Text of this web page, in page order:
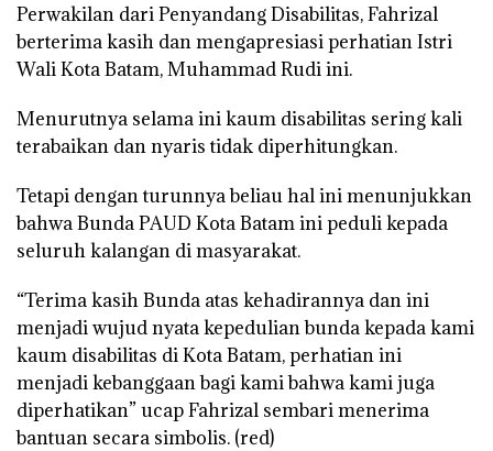
Perwakilan dari Penyandang Disabilitas, Fahrizal
berterima kasih dan mengapresiasi perhatian Istri
Wali Kota Batam, Muhammad Rudi ini.
Menurutnya selama ini kaum disabilitas sering kali
terabaikan dan nyaris tidak diperhitungkan.
Tetapi dengan turunnya beliau hal ini menunjukkan
bahwa Bunda PAUD Kota Batam ini peduli kepada
seluruh kalangan di masyarakat.
“Terima kasih Bunda atas kehadirannya dan ini
menjadi wujud nyata kepedulian bunda kepada kami
kaum disabilitas di Kota Batam, perhatian ini
menjadi kebanggaan bagi kami bahwa kami juga
diperhatikan” ucap Fahrizal sembari menerima
bantuan secara simbolis. (red)